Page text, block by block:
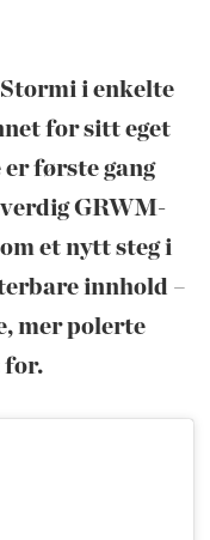
i enkelte
for sitt eget
første gang
GRWM-
et nytt steg i
innhold –
mer polerte
for.